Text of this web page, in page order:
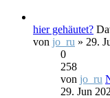
hier gehäutet?
von jo_ru » 29.
0
258
von jo_ru
29. Jun